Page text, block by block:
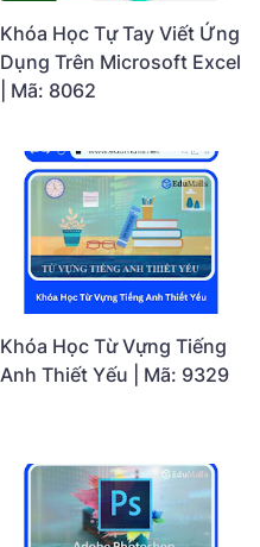
Khóa Học Tự Tay Viết Ứng
Dụng Trên Microsoft Excel
| Mã: 8062
Khóa Học Từ Vựng Tiếng
Anh Thiết Yếu | Mã: 9329